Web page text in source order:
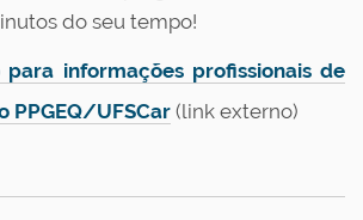
do seu tempo!
para informações profissionais de
PPGEQ/UFSCar (link externo)